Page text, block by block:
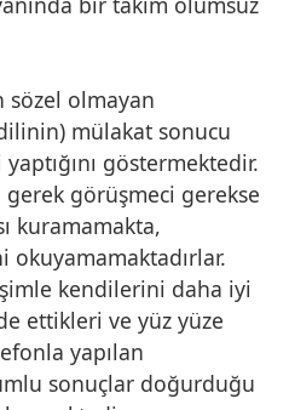
sözel olmayan
mülakat sonucu
göstermektedir.
görüşmeci gerekse
kuramamakta,
kendilerini daha iyi
ettikleri ve yüz yüze
yapılan
sonuçlar doğurduğu